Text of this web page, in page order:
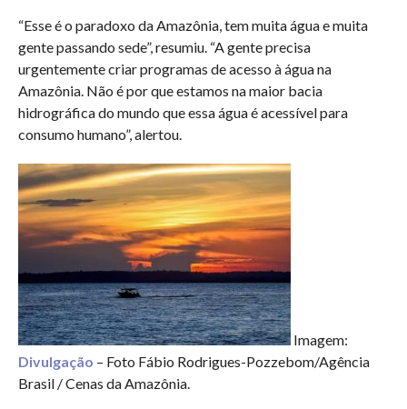
“Esse é o paradoxo da Amazônia, tem muita água e muita
gente passando sede”, resumiu. “A gente precisa
urgentemente criar programas de acesso à água na
Amazônia. Não é por que estamos na maior bacia
hidrográfica do mundo que essa água é acessível para
consumo humano”, alertou.
Imagem:
Divulgação – Foto Fábio Rodrigues-Pozzebom/Agência
Brasil / Cenas da Amazônia.